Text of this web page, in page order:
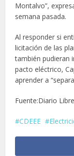
Montalvo”,
semana pasada.
Al responder si
licitación de las
también pudieran
pacto eléctrico,
aprender a
Fuente:Diario Libre
CDEEE